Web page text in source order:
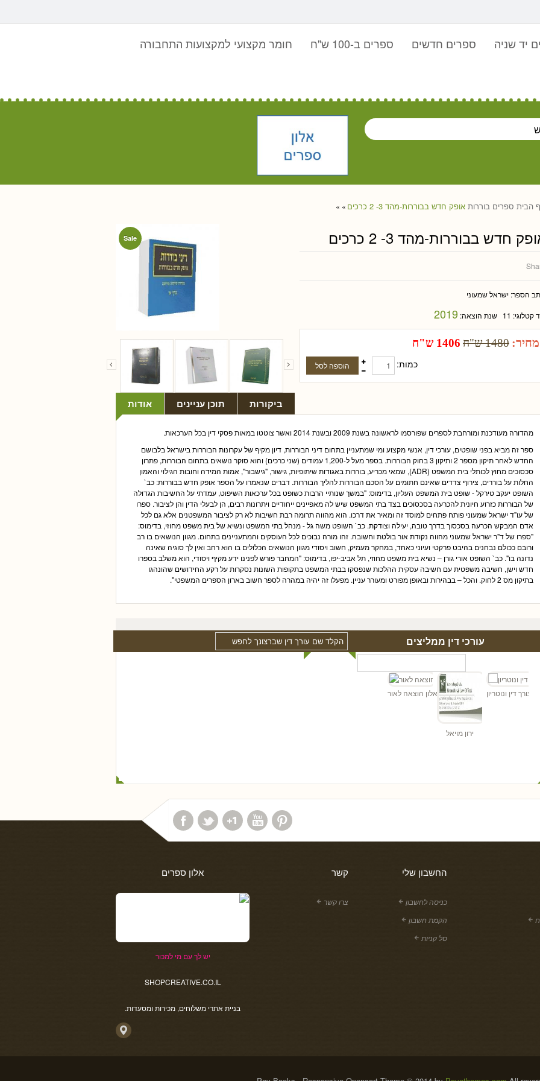
יד שניה ספרים חדשים ספרים ב-100 ש"ח חומר מקצועי למקצועות התחבורה
הבית » ספרים בוררות » אופק חדש בבוררות-מהד 3- 2 כרכים
Sale חדש בבוררות-מהד 3- 2 כרכים
הספר:ישראל שמעוני
קטלוגי: 11 שנת הוצאה:2019
מחיר: 1480 ש"ח 1406 ש"ח
כמות:
אודות תוכן עניינים ביקורות
מהדורה מעודכנת ומורחבת לספרים שפורסמו לראשונה בשנת 2009 ובשנת 2014 ואשר צוטטו במאות פסקי דין בכל הערכאות.
ספר זה מביא בפני שופטים, עורכי דין, אנשי מקצוע ומי שמתעניין בתחום דיני הבוררות, דיון מקיף של עקרונות הבוררות בישראל בלבושם
החדש לאחר תיקון מספר 2 ותיקון 3 בחוק הבוררות. בספר מעל ל-1,200 עמודים (שני כרכים) והוא סוקר נושאים בתחום הבוררות, פתרון
סכסוכים מחוץ לכותלי בית המשפט (ADR), שמאי מכריע, בוררות באגודות שיתופיות, גישור, "גישבור", אמות המידה וחובות הגילוי והאמון
החלות על בוררים, צירוף צדדים שאינם חתומים על הסכם הבוררות להליך הבוררות. דברים שנאמרו על הספר אופק חדש בבוררות: כב`
השופט יעקב טירקל - שופט בית המשפט העליון, בדימוס: "במשך שנותיי הרבות כשופט בכל ערכאות השיפוט, עמדתי על החשיבות הגדולה
של הבוררות כזרוע חיונית להכרעה בסכסוכים בצד בתי המשפט שיש לה מאפיינים ייחודיים ויתרונות רבים, הן לבעלי הדין והן לציבור. ספרו
של עו"ד ישראל שמעוני פותח פתחים למוסד זה ומאיר את דרכו. הוא מהווה תרומה רבת חשיבות לא רק לציבור המשפטנים אלא גם לכל
אדם המבקש הכרעה בסכסוך בדרך טובה, יעילה וצודקת. כב` השופט משה גל - מנהל בתי המשפט ונשיא של בית משפט מחוזי, בדימוס:
"ספרו של ד"ר ישראל שמעוני מהווה נקודת אור בולטת וחשובה. זהו מורה נבוכים לכל העוסקים והמתעניינים בתחום. מגוון הנושאים בו רב
ורובם ככולם נבחנים בהיבט פרקטי ועיוני כאחד, במחקר מעמיק, חשוב ויסודי מגוון הנושאים הכלולים בו הוא רחב ואין לך סוגיה שאינה
נדונה בו". כב` השופט אורי גורן – נשיא בית משפט מחוזי, תל אביב-יפו, בדימוס: "המחבר פורש לפנינו ידע מקיף ויסודי, הוא משלב בספרו
חדש וישן, חשיבה משפטית עם חשיבה עסקית ההלכות שנפסקו בבתי המשפט בתקופות השונות נסקרות על רקע החידושים שהונהגו
בתיקון מס 2 לחוק. והכל – בבהירות ובאופן מפורט ומעורר עניין. מפעלו זה יהיה במהרה לספר חשוב בארון הספרים המשפטי".
עורכי דין ממליצים
אלון הוצאה לאור
ירון מויאל
כהן - עורך דין ונוטריון
אלון ספרים
יש לך עם מי למכור
SHOPCREATIVE.CO.IL
בניית אתרי משלוחים, מכירות ומסעדות.
קשר
צרו קשר
החשבון שלי
כניסה לחשבון
הקמת חשבון
סל קניות